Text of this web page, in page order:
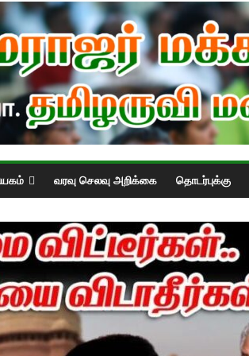
வரவு செலவு அறிக்கை தொடர்புக்கு